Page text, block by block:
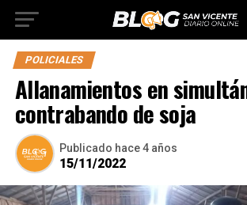
POLICIALES
Allanamientos en
contrabando de soja
Publicado hace 4 años
15/11/2022